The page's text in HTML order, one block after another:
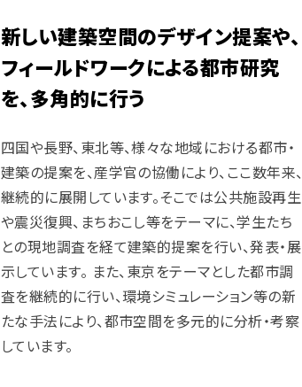
新しい建築空間のデザイン提案や、
フィールドワークによる都市研究
を、多角的に行う
四国や長野、東北等、様々な地域における都市・
建築の提案を、産学官の協働により、ここ数年来、
継続的に展開 しています。そこでは公共施設再生
や震災復興、まちおこし等をテーマに、学生たち
との現地調査を経て建築的提案を行い、発表・展
示しています。 また、東京をテーマとした都市調
査を継続的に行い、環境シミュレーション等の新
たな手法により、都市空間を多元的に分析・考察
しています。